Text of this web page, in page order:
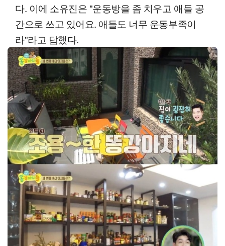
다. 이에 소유진은 "운동방을 좀 치우고 애들 공
간으로 쓰고 있어요. 애들도 너무 운동부족이
라"라고 답했다.